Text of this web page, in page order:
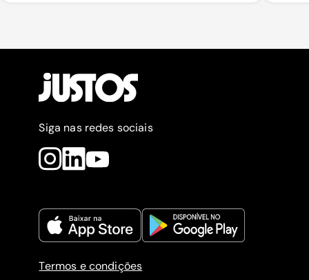
Siga nas redes sociais
Termos e condições